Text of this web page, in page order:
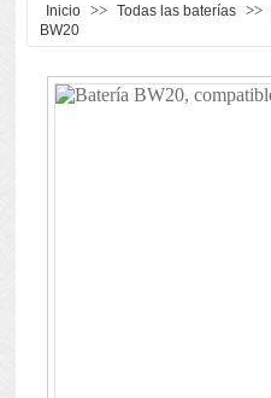
Inicio >> Todas las baterías >>
BW20